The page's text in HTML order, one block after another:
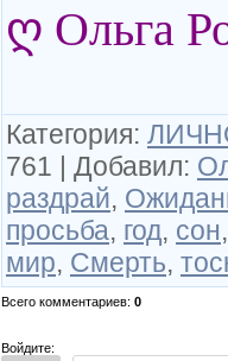
ღ Ольга
Категория:
761 | Добавил:
раздрай,
просьба, год, сон
мир, Смерть,
Всего комментариев: 0
Войдите: